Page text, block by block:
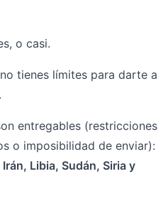
o casi.
tienes límites para darte a
entregables (restricciones
o imposibilidad de enviar):
Libia, Sudán, Siria y